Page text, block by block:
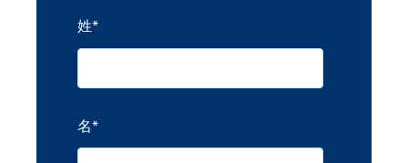
姓*
名*